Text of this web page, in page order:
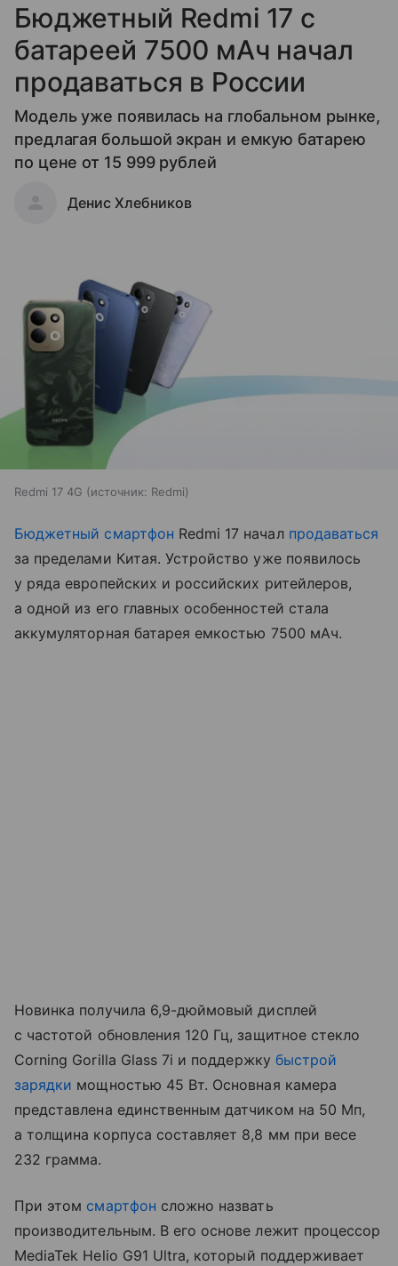
Бюджетный Redmi 17 с
батареей 7500 мАч начал
продаваться в России
Модель уже появилась на глобальном рынке,
предлагая большой экран и емкую батарею
по цене от 15 999 рублей
Денис Хлебников
Redmi 17 4G источник: Redmi
Бюджетный смартфон Redmi 17 начал продаваться
за пределами Китая. Устройство уже появилось
у ряда европейских и российских ритейлеров,
а одной из его главных особенностей стала
аккумуляторная батарея емкостью 7500 мАч.
Новинка получила 6,9-дюймовый дисплей
с частотой обновления 120 Гц, защитное стекло
Corning Gorilla Glass 7i и поддержку быстрой
зарядки мощностью 45 Вт. Основная камера
представлена единственным датчиком на 50 Мп,
а толщина корпуса составляет 8,8 мм при весе
232 грамма.
При этом смартфон сложно назвать
производительным. В его основе лежит процессор
MediaTek Helio G91 Ultra, который поддерживает